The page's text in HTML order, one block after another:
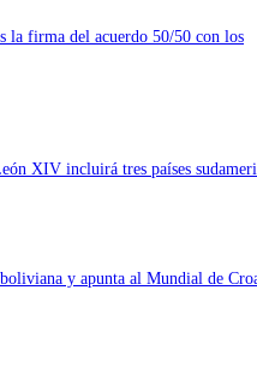
la firma del acuerdo 50/50 con los
XIV incluirá tres países
y apunta al Mundial de